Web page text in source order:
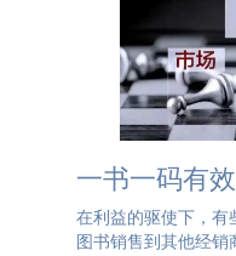
一书一码有
在利益的驱使下，有
图书销售到其他经销